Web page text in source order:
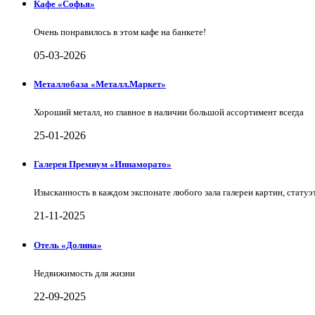
Кафе «Софья»
Очень понравилось в этом кафе на банкете!
05-03-2026
Металлобаза «Металл.Маркет»
Хороший металл, но главное в наличии большой ассортимент всегда
25-01-2026
Галерея Премиум «Иннаморато»
Изысканность в каждом экспонате любого зала галереи картин,
21-11-2025
Отель «Долина»
Недвижимость для жизни
22-09-2025